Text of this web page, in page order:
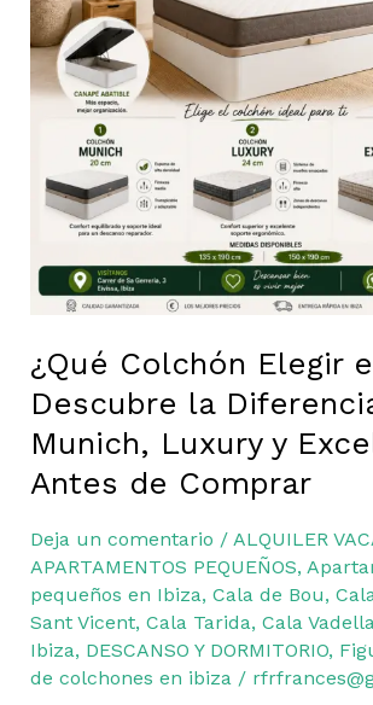
¿Qué Colchón Elegir
Descubre la
Munich, Luxury y
Antes de Comprar
Deja un comentario / ALQUILER
APARTAMENTOS PEQUEÑOS,
pequeños en Ibiza, Cala de Bou,
Sant Vicent, Cala Tarida, Cala
Ibiza, DESCANSO Y DORMITORIO,
de colchones en ibiza/
la
Diferencia
Entre
Munich,
Luxury
Excellent
de
Comprar